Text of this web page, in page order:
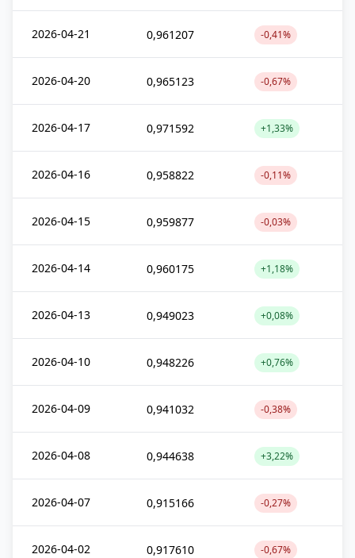
2026-04-21 0,961207 -0,41%
2026-04-20 0,965123 -0,67%
2026-04-17 0,971592 +1,33%
2026-04-16 0,958822 -0,11%
2026-04-15 0,959877 -0,03%
2026-04-14 0,960175 +1,18%
2026-04-13 0,949023 +0,08%
2026-04-10 0,948226 +0,76%
2026-04-09 0,941032 -0,38%
2026-04-08 0,944638 +3,22%
2026-04-07 0,915166 -0,27%
2026-04-02 0,917610 -0,67%